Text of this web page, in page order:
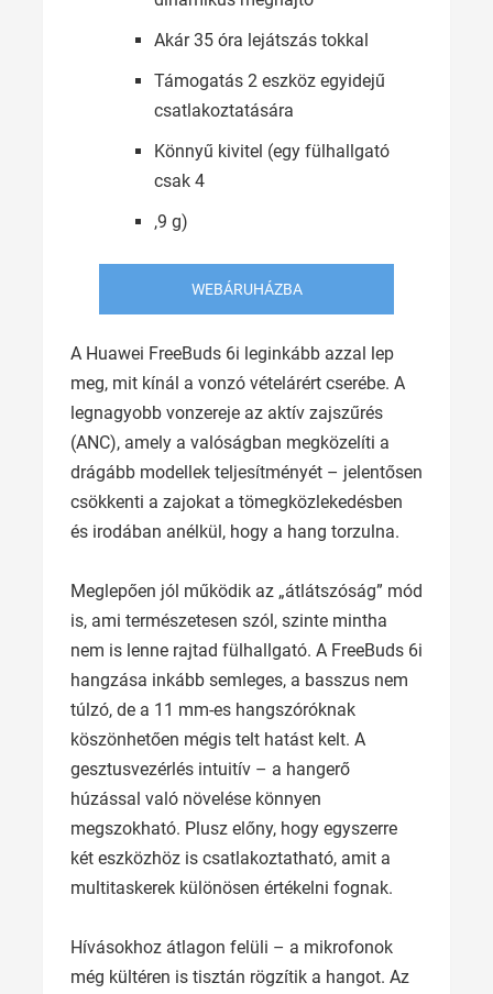
Akár 35 óra lejátszás tokkal
Támogatás 2 eszköz egyidejű
csatlakoztatására
Könnyű kivitel (egy fülhallgató
csak 4
,9 g)
WEBÁRUHÁZBA
A Huawei FreeBuds 6i leginkább azzal lep
meg, mit kínál a vonzó vételárért cserébe. A
legnagyobb vonzereje az aktív zajszűrés
(ANC), amely a valóságban megközelíti a
drágább modellek teljesítményét – jelentősen
csökkenti a zajokat a tömegközlekedésben
és irodában anélkül, hogy a hang torzulna.
Meglepően jól működik az „átlátszóság” mód
is, ami természetesen szól, szinte mintha
nem is lenne rajtad fülhallgató. A FreeBuds 6i
hangzása inkább semleges, a basszus nem
túlzó, de a 11 mm-es hangszóróknak
köszönhetően mégis telt hatást kelt. A
gesztusvezérlés intuitív – a hangerő
húzással való növelése könnyen
megszokható. Plusz előny, hogy egyszerre
két eszközhöz is csatlakoztatható, amit a
multitaskerek különösen értékelni fognak.
Hívásokhoz átlagon felüli – a mikrofonok
még kültéren is tisztán rögzítik a hangot. Az